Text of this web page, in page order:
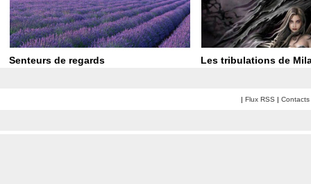
Senteurs de regards Les tribulations de
| Flux RSS | Contacts